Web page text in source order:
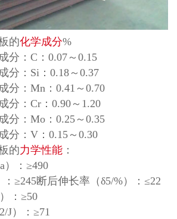
的化学成分%
成分：C：0.07～0.15
分：Si：0.18～0.37
成分：Mn：0.41～0.70
分：Cr：0.90～1.20
成分：Mo：0.25～0.35
分：V：0.15～0.30
的力学性能 ：
）：≥490
：≥245断后伸长率（δ5/%）：≤22
：≥50
J）：≥71